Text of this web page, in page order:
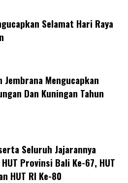
Selamat Hari Raya
Jembrana Mengucapkan
Dan Kuningan Tahun
Seluruh Jajarannya
Provinsi Bali Ke-67, HUT
HUT RI Ke-80